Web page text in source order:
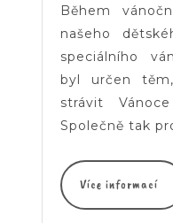
Meziříčí
Během
našeho
speciálního
byl určen
strávit
Společně tak
Více informací